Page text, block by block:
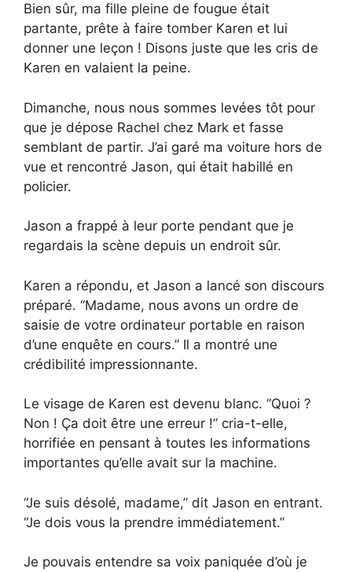
Bien sûr, ma fille pleine de fougue était
partante, prête à faire tomber Karen et lui
donner une leçon ! Disons juste que les cris de
Karen en valaient la peine.
Dimanche, nous nous sommes levées tôt pour
que je dépose Rachel chez Mark et fasse
semblant de partir. J’ai garé ma voiture hors de
vue et rencontré Jason, qui était habillé en
policier.
Jason a frappé à leur porte pendant que je
regardais la scène depuis un endroit sûr.
Karen a répondu, et Jason a lancé son discours
préparé. “Madame, nous avons un ordre de
saisie de votre ordinateur portable en raison
d’une enquête en cours.” Il a montré une
crédibilité impressionnante.
Le visage de Karen est devenu blanc. “Quoi ?
Non ! Ça doit être une erreur !” cria-t-elle,
horrifiée en pensant à toutes les informations
importantes qu’elle avait sur la machine.
“Je suis désolé, madame,” dit Jason en entrant.
“Je dois vous la prendre immédiatement.”
Je pouvais entendre sa voix paniquée d’où je